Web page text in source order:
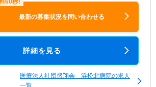
最新の募集状況を問い合わせる
詳細を見る
医療法人社団盛翔会 浜松北病院の求人